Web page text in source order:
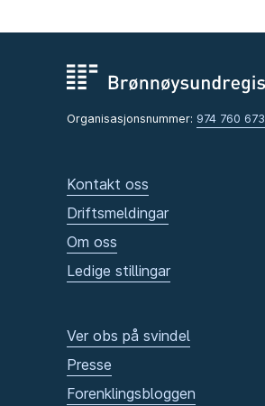
Organisasjonsnummer: 974 760 673
Kontakt oss
Driftsmeldingar
Om oss
Ledige stillingar
Ver obs på svindel
Presse
Forenklingsbloggen